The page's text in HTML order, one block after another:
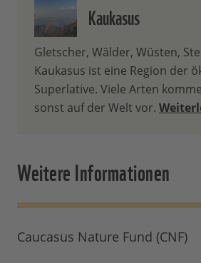
Kaukasus
Gletscher, Wälder, Wüsten,
Kaukasus ist eine Region der
Superlative. Viele Arten
sonst auf der Welt vor.
Weitere Informationen
Caucasus Nature Fund (CNF)